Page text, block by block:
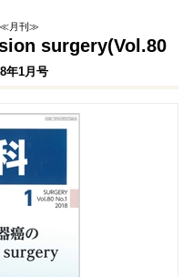
≪月刊≫
surgery(Vol.80
年1月号